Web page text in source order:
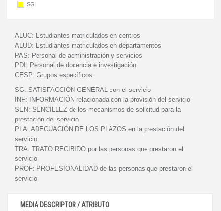
SG
ALUC: Estudiantes matriculados en centros
ALUD: Estudiantes matriculados en departamentos
PAS: Personal de administración y servicios
PDI: Personal de docencia e investigación
CESP: Grupos específicos
SG: SATISFACCIÓN GENERAL con el servicio
INF:
INFORMACIÓN relacionada con la provisión del servicio
SEN: SENCILLEZ de los mecanismos de solicitud para la
prestación del servicio
PLA: ADECUACIÓN DE LOS PLAZOS en la prestación del
servicio
TRA: TRATO RECIBIDO por las personas que prestaron el
servicio
PROF: PROFESIONALIDAD de las personas que prestaron el
servicio
MEDIA DESCRIPTOR / ATRIBUTO